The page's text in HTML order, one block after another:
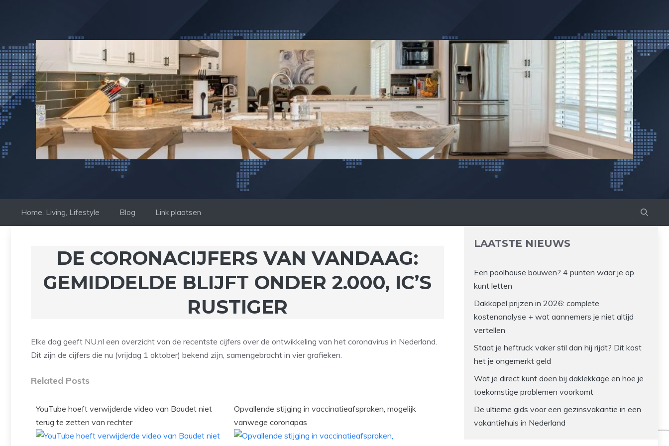
inhoud
Home, Living, Lifestyle Blog Link plaatsen
DE CORONACIJFERS VAN VANDAAG:
GEMIDDELDE BLIJFT ONDER 2.000, IC’S
RUSTIGER
Elke dag geeft NU.nl een overzicht van de recentste cijfers over de ontwikkeling van het coronavirus in Nederland.
Dit zijn de cijfers die nu (vrijdag 1 oktober) bekend zijn, samengebracht in vier grafieken.
Related Posts
YouTube hoeft verwijderde video van Baudet niet
terug te zetten van rechter
Opvallende stijging in vaccinatieafspraken, mogelijk
vanwege coronapas
LAATSTE NIEUWS
Een poolhouse bouwen? 4 punten waar je op
kunt letten
Dakkapel prijzen in 2026: complete
kostenanalyse + wat aannemers je niet altijd
vertellen
Staat je heftruck vaker stil dan hij rijdt? Dit kost
het je ongemerkt geld
Wat je direct kunt doen bij daklekkage en hoe je
toekomstige problemen voorkomt
De ultieme gids voor een gezinsvakantie in een
vakantiehuis in Nederland